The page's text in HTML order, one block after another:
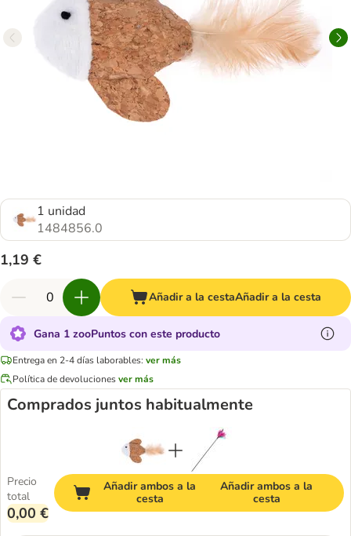
1 unidad
1484856.0
1,19 €
Añadir a la cestaAñadir a la cesta
Gana 1 zooPuntos con este producto
Entrega en 2-4 días laborables: ver más
Política de devolucionesver más
Comprados juntos habitualmente
Precio
total
0,00 €
Añadir ambos a la
cesta
Añadir ambos a la
cesta